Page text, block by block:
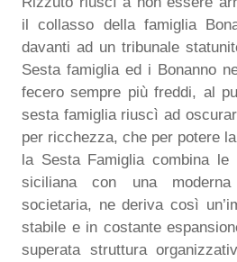
il collasso della famiglia
davanti ad un tribunale
Sesta famiglia ed i Bonanno
fecero sempre più freddi, al
sesta famiglia riuscì ad
per ricchezza, che per potere
la Sesta Famiglia combina le
siciliana con una
societaria, ne deriva così
stabile e in costante
superata struttura